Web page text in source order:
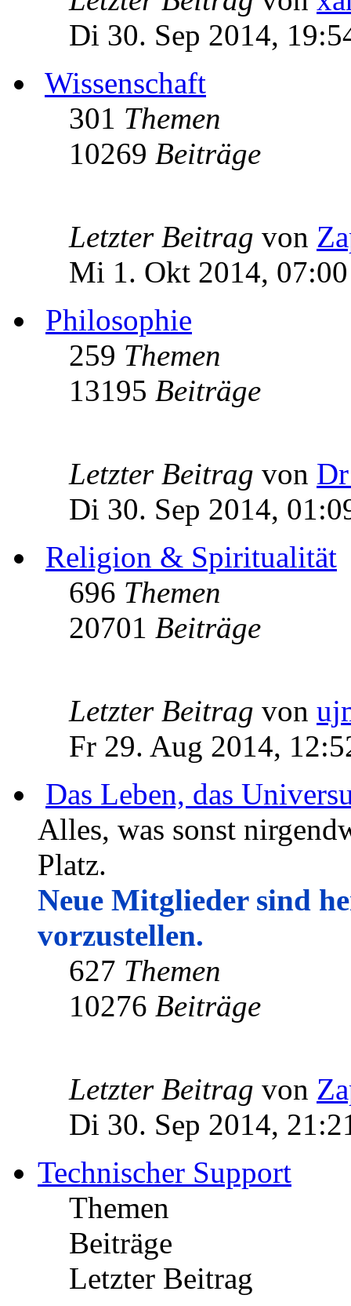
Di 30. Sep 2014,
Wissenschaft
301 Themen
10269 Beiträge
Letzter Beitrag von
Mi 1. Okt 2014, 07:00
Philosophie
259 Themen
13195 Beiträge
Letzter Beitrag von
Di 30. Sep 2014,
Religion & Spiritualität
696 Themen
20701 Beiträge
Letzter Beitrag von
Fr 29. Aug 2014,
Das Leben, das
Alles, was sonst
Platz.
Neue Mitglieder sind
vorzustellen.
627 Themen
10276 Beiträge
Letzter Beitrag von
Di 30. Sep 2014,
Technischer Support
Themen
Beiträge
Letzter Beitrag